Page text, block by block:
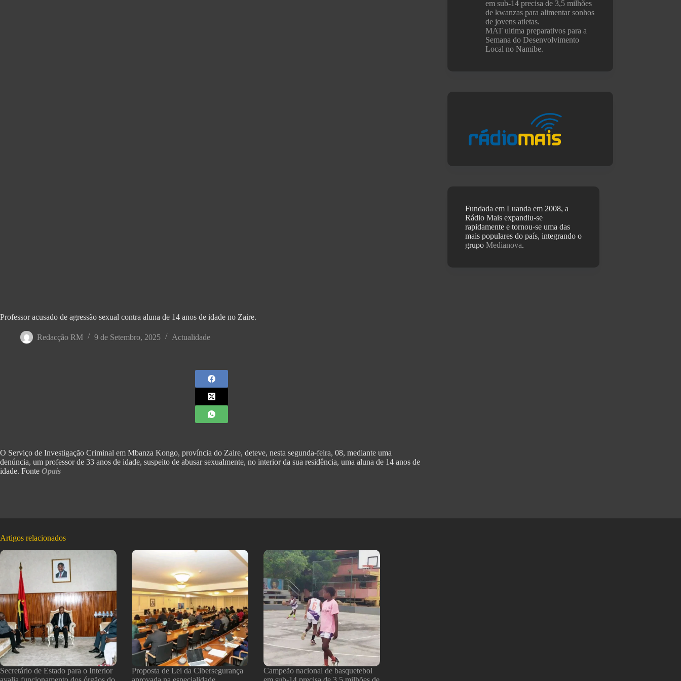
‎Professor acusado de agressão sexual contra aluna de 14 anos de idade no Zaire.
Redacção RM 9 de Setembro, 2025 Actualidade
O Serviço de Investigação Criminal em Mbanza Kongo, província do Zaire, deteve, nesta segunda-feira, 08, mediante uma
denúncia, um professor de 33 anos de idade, suspeito de abusar sexualmente, no interior da sua residência, uma aluna de 14 anos de
idade. Fonte Opaís
em sub-14 precisa de 3,5 milhões
de kwanzas para alimentar sonhos
de jovens atletas.
MAT ultima preparativos para a
Semana do Desenvolvimento
Local no Namibe.
Fundada em Luanda em 2008, a
Rádio Mais expandiu-se
rapidamente e tornou-se uma das
mais populares do país, integrando o
grupoMedianova.
Artigos relacionados
Secretário de Estado para o Interior
Proposta de Lei da Cibersegurança
Campeão nacional de basquetebol